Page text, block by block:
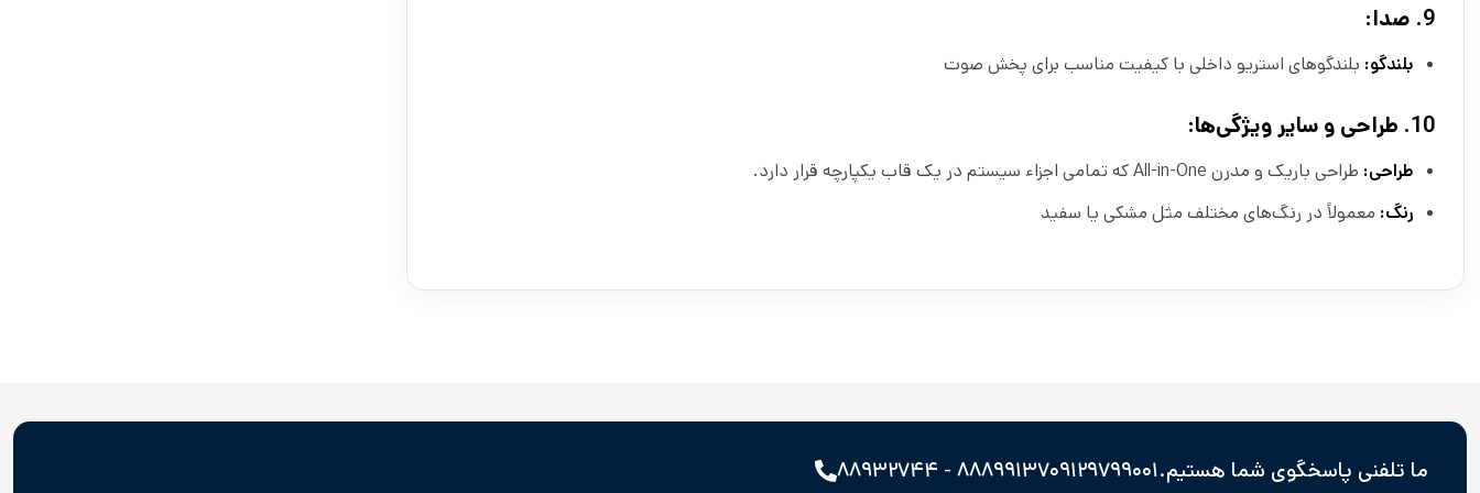
9. صدا:
بلندگو: بلندگوهای استریو داخلی با کیفیت مناسب برای پخش صوت
10. طراحی و سایر ویژگی‌ها:
طراحی: طراحی باریک و مدرن All-in-One که تمامی اجزاء سیستم در یک قاب یکپارچه قرار دارد.
رنگ: معمولاً در رنگ‌های مختلف مثل مشکی یا سفید
ما تلفنی پاسخگوی شما هستیم.۰۹۱۲۹۷۹۹۰۰۱۸۸۸۹۹۱۳۷ - ۸۸۹۳۲۷۴۴